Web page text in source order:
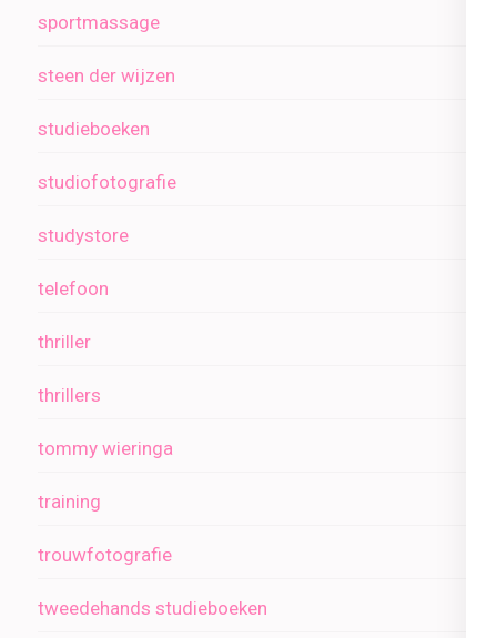
sportmassage
steen der wijzen
studieboeken
studiofotografie
studystore
telefoon
thriller
thrillers
tommy wieringa
training
trouwfotografie
tweedehands studieboeken